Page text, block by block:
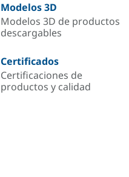
Modelos 3D
Modelos 3D de productos
descargables
Certificados
Certificaciones de
productos y calidad